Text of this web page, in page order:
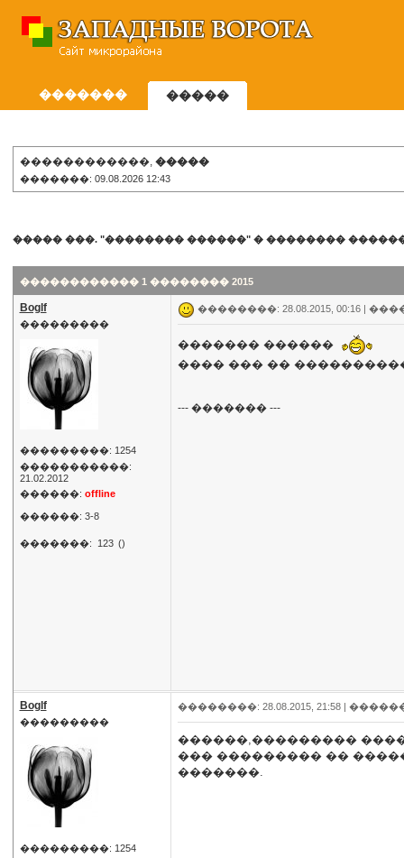
������� �����
������������, �����
�������: 09.08.2026 12:43
����� ���. "�������� ������"� ��������
������������ 1 �������� 2015
Boglf
���������
���������: 1254
�����������:
21.02.2012
������: offline
������: 3-8
�������: 123 ()
��������: 28.08.2015, 00:16 |
������� ������
���� ��� ��
--- ������� ---
Boglf
���������
���������: 1254
��������: 28.08.2015, 21:58 |
������,���������
��� ��������� ��
�������.